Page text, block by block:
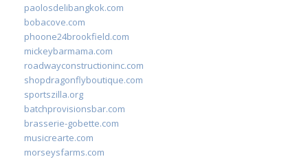
paolosdelibangkok.com
bobacove.com
phoone24brookfield.com
mickeybarmama.com
roadwayconstructioninc.com
shopdragonflyboutique.com
sportszilla.org
batchprovisionsbar.com
brasserie-gobette.com
musicrearte.com
morseysfarms.com